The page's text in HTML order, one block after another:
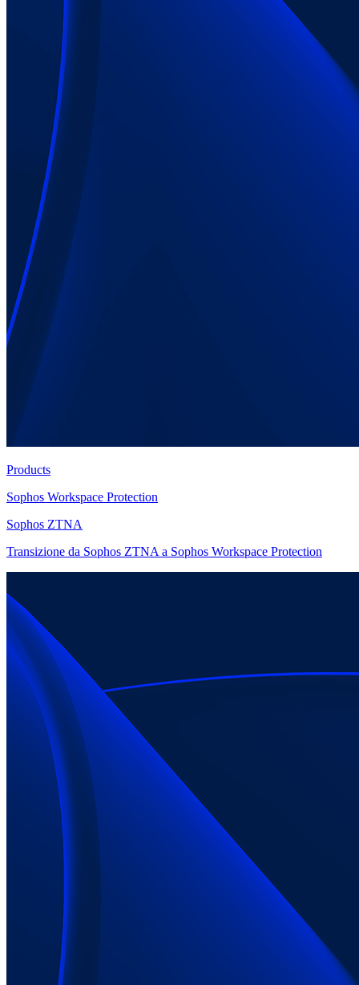
Products
Sophos Workspace Protection
Sophos ZTNA
Transizione da Sophos ZTNA a Sophos Workspace Protection